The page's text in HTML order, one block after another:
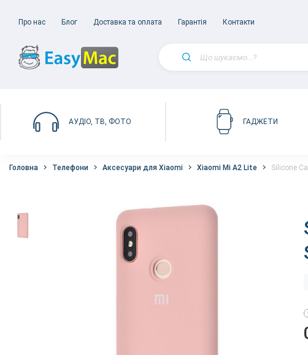
Про нас Блог Доставка та оплата Гарантія Контакти
АУДІО, ТВ, ФОТО ГАДЖЕТИ
Головна Телефони Аксесуари для Xiaomi Xiaomi Mi A2 Lite Silicone